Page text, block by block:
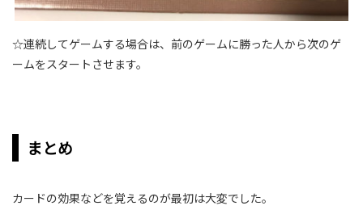
☆連続してゲームする場合は、前のゲームに勝った人から次のゲ
ームをスタートさせます。
まとめ
カードの効果などを覚えるのが最初は大変でした。